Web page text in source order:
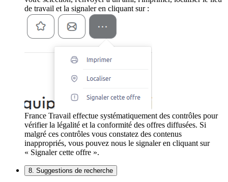
de travail et la signaler en cliquant sur :
France Travail effectue systématiquement des contrôles pour
vérifier la légalité et la conformité des offres diffusées. Si
malgré ces contrôles vous constatez des contenus
inappropriés, vous pouvez nous le signaler en cliquant sur
« Signaler cette offre ».
8. Suggestions de recherche